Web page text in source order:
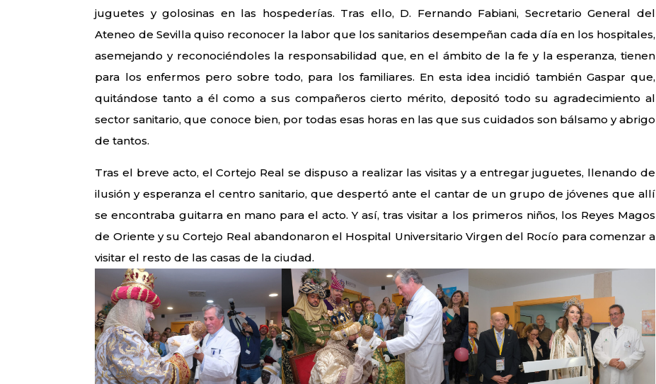
juguetes y golosinas en las hospederías. Tras ello, D. Fernando Fabiani, Secretario General del
Ateneo de Sevilla quiso reconocer la labor que los sanitarios desempeñan cada día en los hospitales,
asemejando y reconociéndoles la responsabilidad que, en el ámbito de la fe y la esperanza, tienen
para los enfermos pero sobre todo, para los familiares. En esta idea incidió también Gaspar que,
quitándose tanto a él como a sus compañeros cierto mérito, depositó todo su agradecimiento al
sector sanitario, que conoce bien, por todas esas horas en las que sus cuidados son bálsamo y abrigo
de tantos.
Tras el breve acto, el Cortejo Real se dispuso a realizar las visitas y a entregar juguetes, llenando de
ilusión y esperanza el centro sanitario, que despertó ante el cantar de un grupo de jóvenes que allí
se encontraba guitarra en mano para el acto. Y así, tras visitar a los primeros niños, los Reyes Magos
de Oriente y su Cortejo Real abandonaron el Hospital Universitario Virgen del Rocío para comenzar a
visitar el resto de las casas de la ciudad.